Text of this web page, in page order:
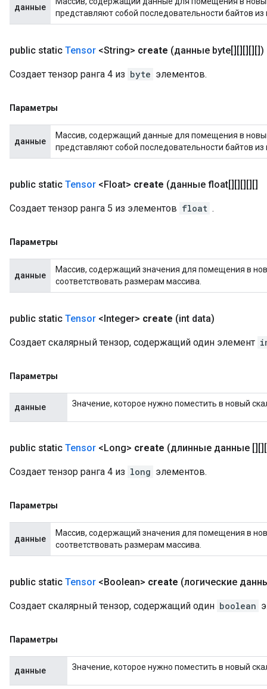
данные
представляют собой последовательности байтов
public static Tensor <String> create (данные byte[][][][][])
Создает тензор ранга 4 из byte элементов.
Параметры
данные
Массив, содержащий данные для помещения в
представляют собой последовательности байтов
public static Tensor <Float> create (данные float[][][][][]
Создает тензор ранга 5 из элементов float .
Параметры
данные
Массив, содержащий значения для помещения в
соответствовать размерам массива.
public static Tensor <Integer> create (int data)
Создает скалярный тензор, содержащий один элемент
Параметры
данные Значение, которое нужно поместить в новый
public static Tensor <Long> create (длинные данные
Создает тензор ранга 4 из long элементов.
Параметры
данные
Массив, содержащий значения для помещения в
соответствовать размерам массива.
public static Tensor <Boolean> create (логические
Создает скалярный тензор, содержащий один boolean
Параметры
данные Значение, которое нужно поместить в новый